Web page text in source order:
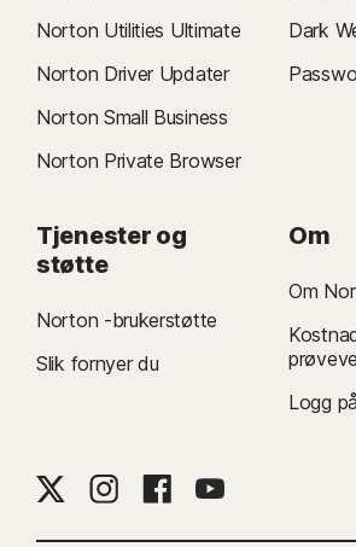
Norton Utilities Ultimate
Norton Driver Updater
Norton Small Business
Norton Private Browser
Dark
Tjenester og
støtte
Norton -brukerstøtte
Slik fornyer du
Om
Om
Logg på